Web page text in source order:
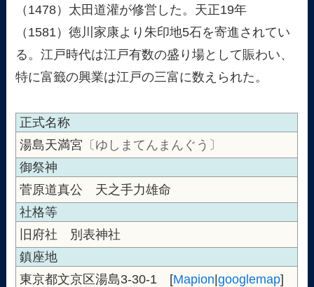
（1478）太田道灌が修営した。天正19年
（1581）徳川家康より朱印地5石を寄進されてい
る。江戸時代は江戸有数の盛り場として賑わい、
特に富籤の興業は江戸の三富に数えられた。
正式名称
湯島天満宮 〔ゆしまてんまんぐう〕
御祭神
菅原道真公 天之手力雄命
社格等
旧府社 別表神社
鎮座地
東京都文京区湯島3-30-1 [Mapion|googlemap]